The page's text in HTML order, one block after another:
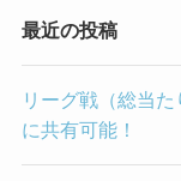
最近の投稿
リーグ戦（総当
に共有可能！